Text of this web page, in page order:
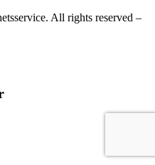
All rights reserved –